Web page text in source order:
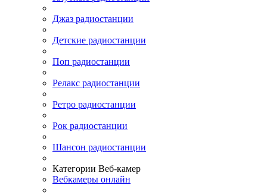
Джаз радиостанции
Детские радиостанции
Поп радиостанции
Релакс радиостанции
Ретро радиостанции
Рок радиостанции
Шансон радиостанции
Категории Веб-камер
Вебкамеры онлайн